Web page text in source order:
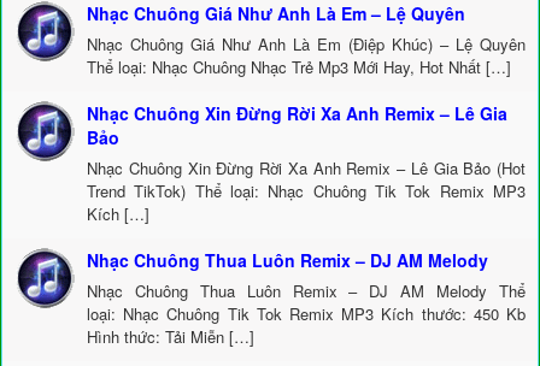
Nhạc Chuông Giá Như Anh Là Em – Lệ Quyên
Nhạc Chuông Giá Như Anh Là Em (Điệp Khúc) – Lệ Quyên
Thể loại: Nhạc Chuông Nhạc Trẻ Mp3 Mới Hay, Hot Nhất […]
Nhạc Chuông Xin Đừng Rời Xa Anh Remix – Lê Gia
Bảo
Nhạc Chuông Xin Đừng Rời Xa Anh Remix – Lê Gia Bảo (Hot
Trend TikTok) Thể loại: Nhạc Chuông Tik Tok Remix MP3
Kích […]
Nhạc Chuông Thua Luôn Remix – DJ AM Melody
Nhạc Chuông Thua Luôn Remix – DJ AM Melody Thể
loại: Nhạc Chuông Tik Tok Remix MP3 Kích thước: 450 Kb
Hình thức: Tải Miễn […]